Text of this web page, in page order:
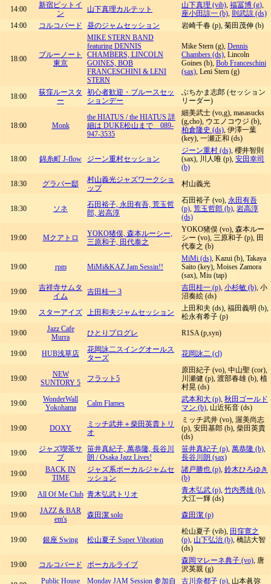
14:00
新宿ピットイ
ン
山下真理カルテット 山下真理 (vib), 福冨博 (g),
座小田諒一 (b), 則武諒 (ds)
14:00
コルコバード 昼のジャムセッション 岩崎千春 (p), 菊田茂伸 (b)
18:00
ブルーノート
東京
MIKE STERN BAND
featuring DENNIS
CHAMBERS, LINCOLN
GOINES, BOB
FRANCESCHINI & LENI
STERN
Mike Stern (g), Dennis
Chambers (ds), Lincoln
Goines (b), Bob Franceschini
(sax), Leni Stern (g)
18:00
荻窪ルースタ
ー
初心者歓迎・ブルースセッ
ションデー
ぶちかま志郎 (セッション
リーダー)
18:00 Monk
the HIATUS / the HIATUS 詳
細は DUKE松山まで 089-
947-3535
細美武士 (vo,g), masasucks
(g,cho), ウエノコウジ (b),
柏倉隆史 (ds), 伊澤一葉
(key), 一瀬正和 (ds)
18:00 錦糸町 J-flow ジーン重村セッション
ジーン重村 (ds), 櫻井智則
(sax), 川人唯 (p), 安田幸司
(b)
18:30
グラバー邸
村山義光ジャズワークショ
ップ
村山義光
18:30 ソネ
石田裕子, 永田有吾, 荒玉哲
郎, 岩高淳
石田裕子 (vo), 永田有吾
(p), 荒玉哲郎 (b), 岩高淳
(ds)
19:00 Mクアトロ
YOKO猪俣, 森本ルーシー,
三原和子, 田代泰之
YOKO猪俣 (vo), 森本ルー
シー (vo), 三原和子 (p), 田
代泰之 (b)
19:00 rpm MiMi&KAZ Jam Sessin!!
MiMi (ds), Kazui (b), Takaya
Saito (key), Moises Zamora
(sax), Miu (tap)
19:00
吉祥寺サムタ
イム
吉田桂一 3 吉田桂一 (p), 小杉敏 (b), 小
沼奏絵 (ds)
19:00
スターアイズ 上田和夫ジャムセッション
上田和夫 (ds), 福田義明 (b),
松永有希子 (p)
19:00
Jazz Cafe
Murra
ひとりプログレ R1SA (p,syn)
19:00 HUB浅草店
花岡詠二スイングオールス
ターズ
花岡詠二 (cl)
19:00
NEW
SUNTORY 5
フラット5
原田紀子 (vo), 中山聖 (cor),
川瀬健 (p), 渡部春雄 (b), 植
村晃 (ds)
19:00
WonderWall
Yokohama
Calm Flames 武本和大 (p), 秋田ゴールド
マン (b), 山近拓音 (ds)
19:00 DOXY
ミッチ武井＋柴田英貴トリ
オ
ミッチ武井 (vo), 渥美尚志
(p), 安田基郎 (b), 柴田英貴
(ds)
19:00
ジャズ喫茶サ
ブ
笹井真紀子, 萬恭隆, 長谷川
朗 / Osaka Jazz Lives!
笹井真紀子 (p), 萬恭隆 (b),
長谷川朗 (sax)
19:00
BACK IN
TIME
ジャズ系ボーカルジャムセ
ッション
諸戸勝也 (p), 鈴木ひろゆき
(b)
19:00
All Of Me Club 青木弘武トリオ 青木弘武 (p), 竹内秀雄 (b),
大江一輝 (ds)
19:00
JAZZ & BAR
em's
森田潔 solo 森田潔 (p)
19:00 銀座 Swing 松山夏子 Super Vibration
松山夏子 (vib), 田窪寛之
(p), 山下弘治 (b), 橋詰大智
(ds)
19:00
コルコバード ボーカルライブ 森岡マレーネ典子 (vo), 唐
沢英親 (g)
Public House Monday JAM Session 参加自 古川奈都子 (p), 山本眞弥